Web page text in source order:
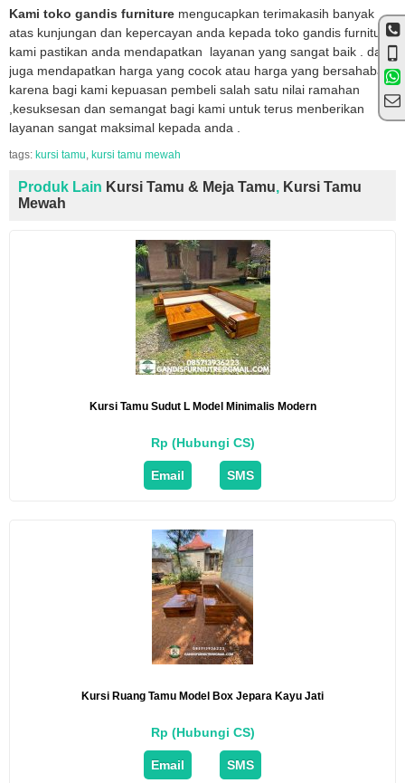
Kami toko gandis furniture mengucapkan terimakasih banyak
atas kunjungan dan kepercayan anda kepada toko gandis furniture
kami pastikan anda mendapatkan layanan yang sangat baik . dan
juga mendapatkan harga yang cocok atau harga yang bersahabat
karena bagi kami kepuasan pembeli salah satu nilai ramahan
,kesuksesan dan semangat bagi kami untuk terus menberikan
layanan sangat maksimal kepada anda .
tags: kursi tamu, kursi tamu mewah
Produk Lain Kursi Tamu & Meja Tamu, Kursi Tamu
Mewah
Kursi Tamu Sudut L Model Minimalis Modern
Rp (Hubungi CS)
Email SMS
Kursi Ruang Tamu Model Box Jepara Kayu Jati
Rp (Hubungi CS)
Email SMS